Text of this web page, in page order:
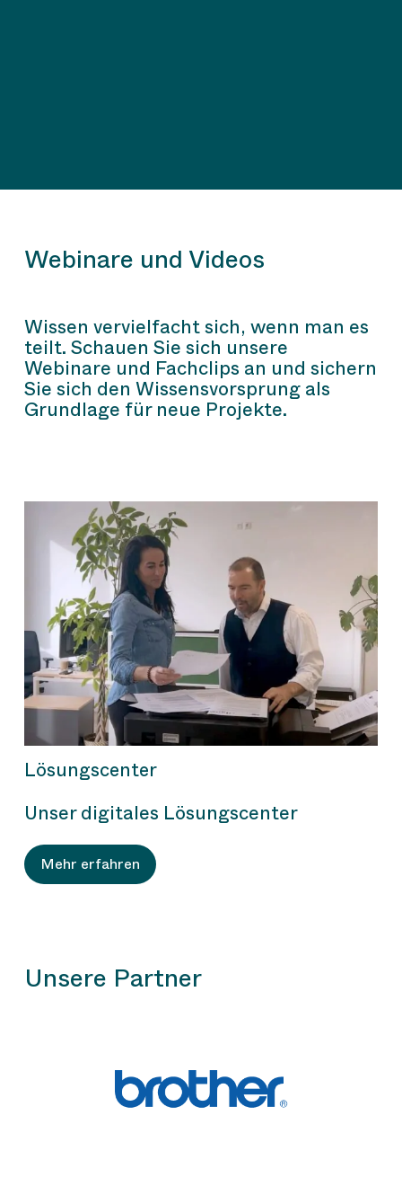
Webinare und Videos
Wissen vervielfacht sich, wenn man es
teilt. Schauen Sie sich unsere
Webinare und Fachclips an und sichern
Sie sich den Wissensvorsprung als
Grundlage für neue Projekte.
Lösungscenter
Unser digitales Lösungscenter
Mehr erfahren
Unsere Partner